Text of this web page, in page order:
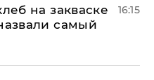
на закваске
самый
16:15